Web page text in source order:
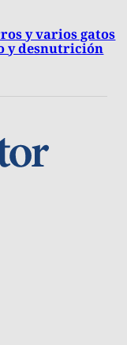
y varios gatos
y desnutrición